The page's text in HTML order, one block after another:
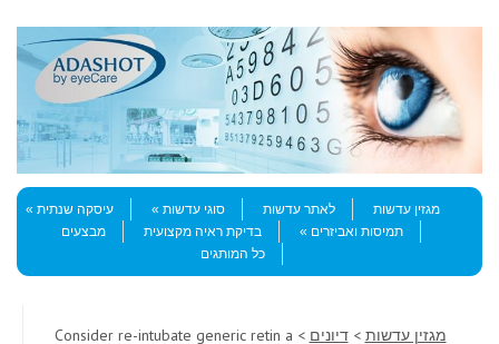
Menu
Skip to content
מגזין עדשות
לאתר עדשות סוגי עדשות
עיסקה שנתית
תמיסות ואביזרים
בדיקת ראיה מקצועית
מבצעים
כל המותגים
מגזין עדשות >דיונים > Consider re-intubate generic retin a